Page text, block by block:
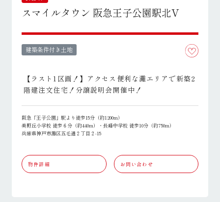
スマイルタウン 阪急王子公園駅北V
建築条件付き土地
【ラスト1区画！】アクセス便利な灘エリアで新築2
階建注文住宅！分譲説明会開催中！
阪急「王子公園」駅より徒歩15分（約1200m）
美野丘小学校 徒歩６分（約440m）・長峰中学校 徒歩10分（約750m）
兵庫県神戸市灘区五毛通２丁目２-15
物件詳細 お問い合わせ